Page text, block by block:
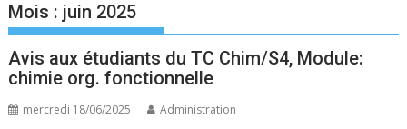
Mois : juin 2025
Avis aux étudiants du TC Chim/S4, Module:
chimie org. fonctionnelle
mercredi 18/06/2025 Administration